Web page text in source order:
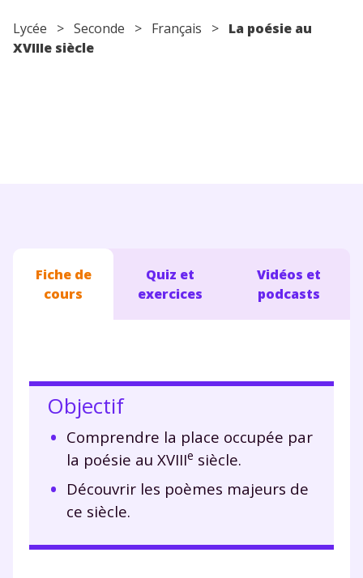
Lycée > Seconde > Français > La poésie au
XVIIIe siècle
Fiche de
cours
Quiz et
exercices
Vidéos et
podcasts
Objectif
Comprendre la place occupée par
la poésie au XVIIIe siècle.
Découvrir les poèmes majeurs de
ce siècle.